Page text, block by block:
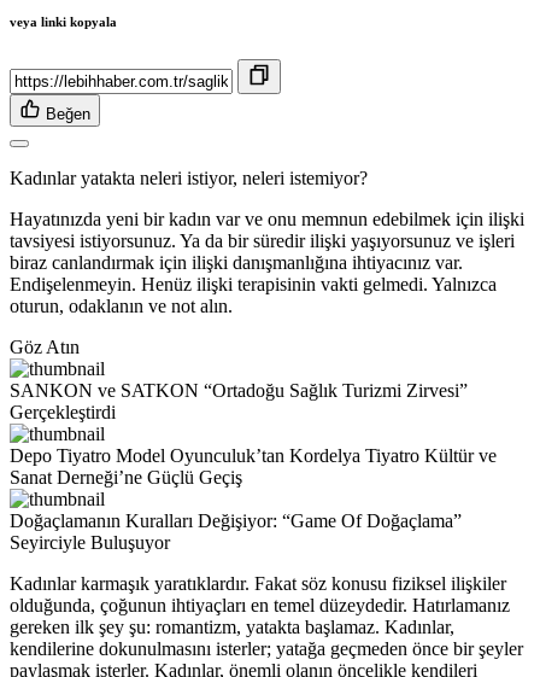
veya linki kopyala
Beğen
Kadınlar yatakta neleri istiyor, neleri istemiyor?
Hayatınızda yeni bir kadın var ve onu memnun edebilmek için ilişki
tavsiyesi istiyorsunuz. Ya da bir süredir ilişki yaşıyorsunuz ve işleri
biraz canlandırmak için ilişki danışmanlığına ihtiyacınız var.
Endişelenmeyin. Henüz ilişki terapisinin vakti gelmedi. Yalnızca
oturun, odaklanın ve not alın.
Göz Atın
SANKON ve SATKON “Ortadoğu Sağlık Turizmi Zirvesi”
Gerçekleştirdi
Depo Tiyatro Model Oyunculuk’tan Kordelya Tiyatro Kültür ve
Sanat Derneği’ne Güçlü Geçiş
Doğaçlamanın Kuralları Değişiyor: “Game Of Doğaçlama”
Seyirciyle Buluşuyor
Kadınlar karmaşık yaratıklardır. Fakat söz konusu fiziksel ilişkiler
olduğunda, çoğunun ihtiyaçları en temel düzeydedir. Hatırlamanız
gereken ilk şey şu: romantizm, yatakta başlamaz. Kadınlar,
kendilerine dokunulmasını isterler; yatağa geçmeden önce bir şeyler
paylaşmak isterler. Kadınlar, önemli olanın öncelikle kendileri